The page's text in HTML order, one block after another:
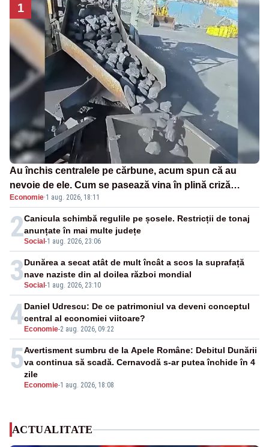
1
Au închis centralele pe cărbune, acum spun că au
nevoie de ele. Cum se pasează vina în plină criză
energetică
Economie·1 aug. 2026, 18:11
2Social -1 aug. 2026, 23:06
Canicula schimbă regulile pe șosele. Restricții de tonaj
anunțate în mai multe județe
3Social -1 aug. 2026, 23:10
Dunărea a secat atât de mult încât a scos la suprafață
nave naziste din al doilea război mondial
4 Economie-2 aug. 2026, 09:22
Daniel Udrescu: De ce patrimoniul va deveni conceptul
central al economiei viitoare?
5
Economie-1 aug. 2026, 18:08
Avertisment sumbru de la Apele Române: Debitul Dunării
va continua să scadă. Cernavodă s-ar putea închide în 4
zile
ACTUALITATE